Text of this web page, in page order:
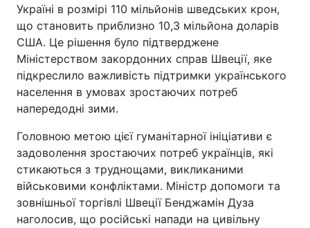
Україні в розмірі 110 мільйонів шведських крон,
що становить приблизно 10,3 мільйона доларів
США. Це рішення було підтверджене
Міністерством закордонних справ Швеції, яке
підкреслило важливість підтримки українського
населення в умовах зростаючих потреб
напередодні зими.
Головною метою цієї гуманітарної ініціативи є
задоволення зростаючих потреб українців, які
стикаються з труднощами, викликаними
військовими конфліктами. Міністр допомоги та
зовнішньої торгівлі Швеції Бенджамін Дуза
наголосив, що російські напади на цивільну